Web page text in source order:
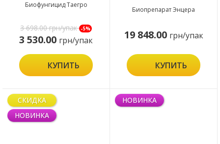
Биофунгицид Таегро
3 698.00грн/упак -5%
3 530.00 грн/упак
КУПИТЬ
Биопрепарат Энцера
19 848.00 грн/упак
КУПИТЬ
СКИДКА
НОВИНКА
НОВИНКА